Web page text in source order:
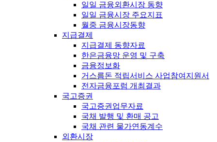
일일 금융외환시장 동향
일일 금융시장 주요지표
월중 금융시장동향
지급결제
지급결제 동향자료
한은금융망 운영 및 구축
금융정보화
거스름돈 적립서비스 사업참여지원서
전자금융포럼 개최결과
국고증권
국고증권업무자료
국채 발행 및 환매 공고
국채 관련 물가연동계수
외환시장